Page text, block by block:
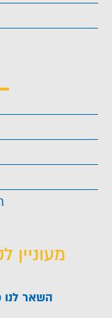
השאר לנו